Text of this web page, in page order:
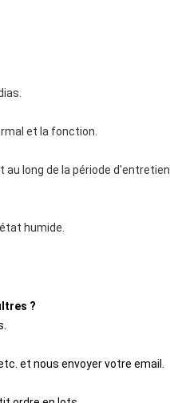
et la fonction.
long de la période
humide.
?
et nous envoyer votre email.